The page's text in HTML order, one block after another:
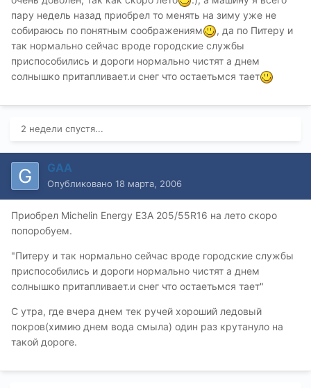
пару недель назад приобрел то менять на зиму уже не
собираюсь по понятным соображениям
, да по Питеру и
так нормально сейчас вроде городские службы
приспособились и дороги нормально чистят а днем
солнышко притапливает.и снег что остаетьмся тает
2 недели спустя...
GAA
Опубликовано 18 марта, 2006
Приобрел Michelin Energy E3A 205/55R16 на лето скоро
попоробуем.
"Питеру и так нормально сейчас вроде городские службы
приспособились и дороги нормально чистят а днем
солнышко притапливает.и снег что остаетьмся тает"
С утра, где вчера днем тек ручей хороший ледовый
покров(химию днем вода смыла) один раз крутануло на
такой дороге.